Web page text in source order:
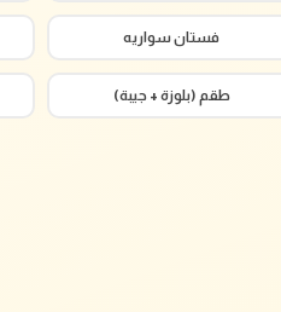
فستان سواريه
طقم (بلوزة + جيبة)